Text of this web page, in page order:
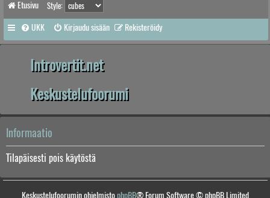
Etusivu Style:
UKK Kirjaudu sisään Rekisteröidy
Introvertit.net
Keskustelufoorumi
Informaatio
Tilapäisesti pois käytöstä
Keskustelufoorumin ohjelmistophpBB® Forum Software © phpBB Limited